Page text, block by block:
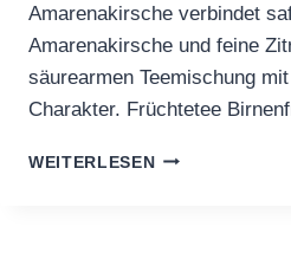
Amarenakirsche verbindet
Amarenakirsche und feine
säurearmen Teemischung
Charakter. Früchtetee
WEITERLESENFRÜCHTETEE